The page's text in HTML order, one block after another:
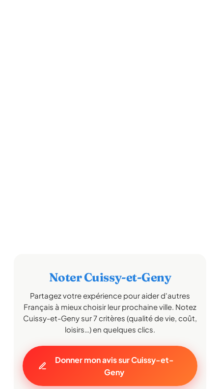
Noter Cuissy-et-Geny
Partagez votre expérience pour aider d'autres
Français à mieux choisir leur prochaine ville. Notez
Cuissy-et-Geny sur 7 critères (qualité de vie, coût,
loisirs…) en quelques clics.
Donner mon avis sur Cuissy-et-
Geny